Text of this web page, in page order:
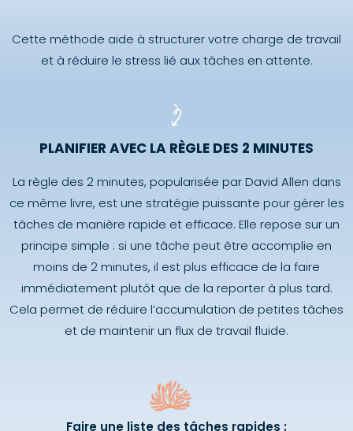
Cette méthode aide à structurer votre charge de travail
et à réduire le stress lié aux tâches en attente.
PLANIFIER AVEC LA RÈGLE DES 2 MINUTES
La règle des 2 minutes, popularisée par David Allen dans
ce même livre, est une stratégie puissante pour gérer les
tâches de manière rapide et efficace. Elle repose sur un
principe simple : si une tâche peut être accomplie en
moins de 2 minutes, il est plus efficace de la faire
immédiatement plutôt que de la reporter à plus tard.
Cela permet de réduire l’accumulation de petites tâches
et de maintenir un flux de travail fluide.
Faire une liste des tâches rapides :